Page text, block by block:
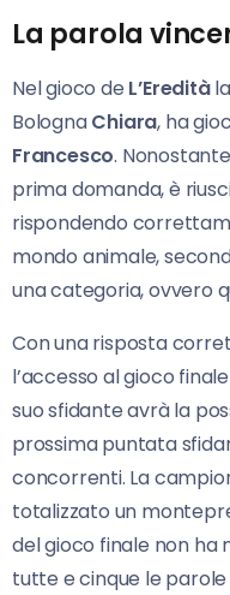
La parola
Nel gioco de L’Ereditàla
BolognaChiara, ha
Francesco.
prima domanda, è
rispondendo
mondo animale,
una categoria, ovvero
Con una risposta
l’accesso al gioco
suo sfidante avrà la
prossima puntata
concorrenti. La
totalizzato un
del gioco finale non ha
tutte e cinque le